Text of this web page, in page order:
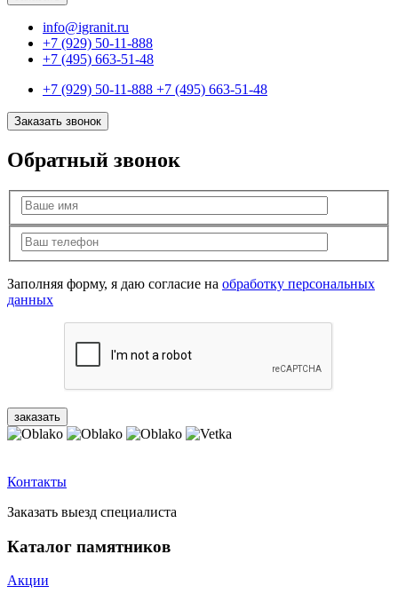
info@igranit.ru
+7 (929) 50-11-888
+7 (495) 663-51-48
+7 (929) 50-11-888 +7 (495) 663-51-48
Заказать звонок
Обратный звонок
Заполняя форму, я даю согласие на обработку персональных
данных
Контакты
Заказать выезд специалиста
Каталог памятников
Акции